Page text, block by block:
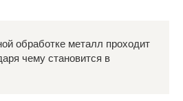
обработке металл проходит
чему становится в